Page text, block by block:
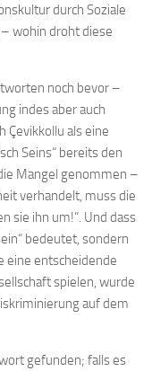
durch Soziale
wohin droht diese
noch bevor –
indes aber auch
Çevikkollu als eine
Seins“ bereits den
Mangel genommen –
verhandelt, muss die
sie ihn um!“. Und dass
bedeutet, sondern
eine entscheidende
spielen, wurde
auf dem
gefunden; falls es